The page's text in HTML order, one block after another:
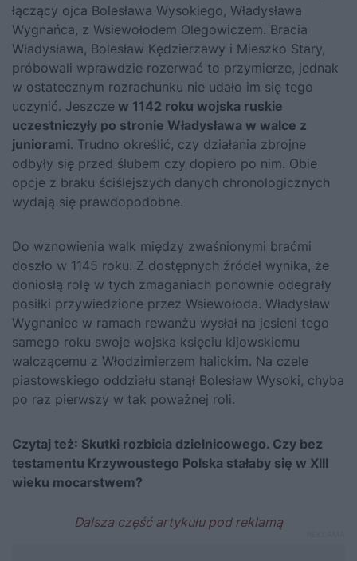
łączący ojca Bolesława Wysokiego, Władysława
Wygnańca, z Wsiewołodem Olegowiczem. Bracia
Władysława, Bolesław Kędzierzawy i Mieszko Stary,
próbowali wprawdzie rozerwać to przymierze, jednak
w ostatecznym rozrachunku nie udało im się tego
uczynić. Jeszcze w 1142 roku wojska ruskie
uczestniczyły po stronie Władysława w walce z
juniorami. Trudno określić, czy działania zbrojne
odbyły się przed ślubem czy dopiero po nim. Obie
opcje z braku ściślejszych danych chronologicznych
wydają się prawdopodobne.
Do wznowienia walk między zwaśnionymi braćmi
doszło w 1145 roku. Z dostępnych źródeł wynika, że
doniosłą rolę w tych zmaganiach ponownie odegrały
posiłki przywiedzione przez Wsiewołoda. Władysław
Wygnaniec w ramach rewanżu wysłał na jesieni tego
samego roku swoje wojska księciu kijowskiemu
walczącemu z Włodzimierzem halickim. Na czele
piastowskiego oddziału stanął Bolesław Wysoki, chyba
po raz pierwszy w tak poważnej roli.
Czytaj też: Skutki rozbicia dzielnicowego. Czy bez
testamentu Krzywoustego Polska stałaby się w XIII
wieku mocarstwem?